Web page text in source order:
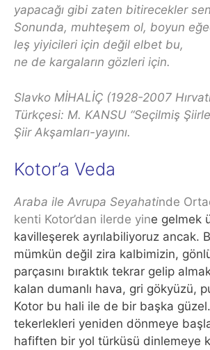
yapacağı gibi zaten bitirecekler
Sonunda, muhteşem ol, boyun
leş yiyicileri için değil elbet bu,
ne de kargaların gözleri için.
Slavko MİHALİÇ (1928-2007
Türkçesi: M. KANSU “Seçilmiş
Şiir Akşamları-yayını.
Kotor’a Veda
Araba ile Avrupa Seyahatinde
kenti Kotor’dan ilerde yine gelmek
kavilleşerek ayrılabiliyoruz ancak.
mümkün değil zira kalbimizin,
parçasını bıraktık tekrar gelip
kalan dumanlı hava, gri gökyüzü,
Kotor bu hali ile de bir başka güzel.
tekerlekleri yeniden dönmeye
hafiften bir yol türküsü dinlemeye